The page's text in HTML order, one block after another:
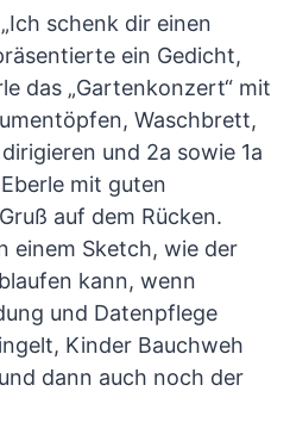
schenk dir einen
ein Gedicht,
das „Gartenkonzert“ mit
Waschbrett,
und 2a sowie 1a
mit guten
auf dem Rücken.
einem Sketch, wie der
kann, wenn
und Datenpflege
Kinder Bauchweh
dann auch noch der